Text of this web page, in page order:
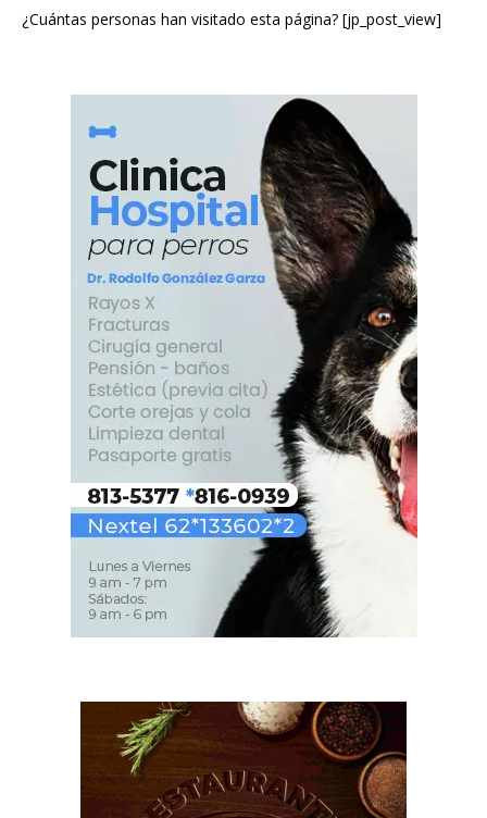
¿Cuántas personas han visitado esta página? [jp_post_view]